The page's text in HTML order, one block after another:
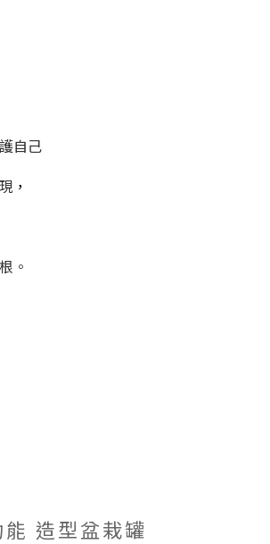
自己
，
。
能 造型盆栽罐